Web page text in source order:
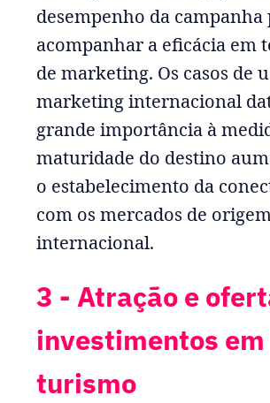
desempenho da campanha
acompanhar a eficácia em
de marketing. Os casos de
marketing internacional
grande importância à
maturidade do destino
o estabelecimento da
com os mercados de
internacional.
3 - Atração e
investimentos em
turismo